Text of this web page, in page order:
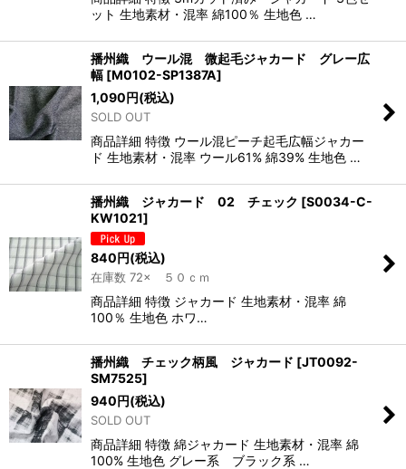
ット 生地素材・混率 綿100％ 生地色 …
播州織 ウール混 微起毛ジャカード グレー広
幅 [M0102-SP1387A]
1,090円(税込)
SOLD OUT
商品詳細 特徴 ウール混ピーチ起毛広幅ジャカー
ド 生地素材・混率 ウール61% 綿39% 生地色 …
播州織 ジャカード 02 チェック [S0034-C-
KW1021]
840円(税込)
在庫数 72× ５０ｃｍ
商品詳細 特徴 ジャカード 生地素材・混率 綿
100％ 生地色 ホワ…
播州織 チェック柄風 ジャカード [JT0092-
SM7525]
940円(税込)
SOLD OUT
商品詳細 特徴 綿ジャカード 生地素材・混率 綿
100% 生地色 グレー系 ブラック系 …